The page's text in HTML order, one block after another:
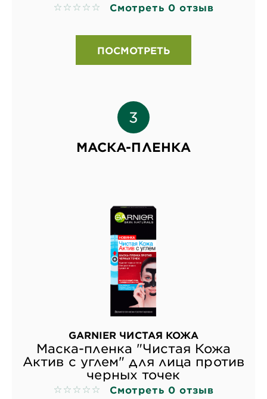
No reviews Смотреть 0 отзыв
ПОСМОТРЕТЬ
МАСКА-ПЛЕНКА
GARNIER ЧИСТАЯ КОЖА
Маска-пленка "Чистая Кожа
Актив с углем" для лица против
черных точек
No reviews Смотреть 0 отзыв